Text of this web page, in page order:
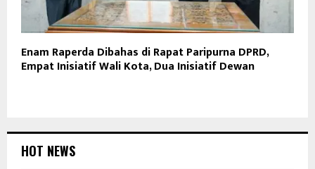
Enam Raperda Dibahas di Rapat Paripurna DPRD,
Empat Inisiatif Wali Kota, Dua Inisiatif Dewan
HOT NEWS